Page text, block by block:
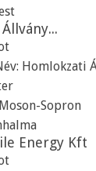
Homlokzati
Sopron
Energy Kft